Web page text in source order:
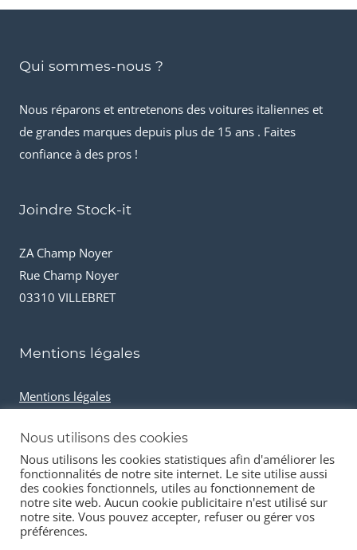
Qui sommes-nous ?
Nous réparons et entretenons des voitures italiennes et
de grandes marques depuis plus de 15 ans . Faites
confiance à des pros !
Joindre Stock-it
ZA Champ Noyer
Rue Champ Noyer
03310 VILLEBRET
Mentions légales
Mentions légales
Cookies et données personnelles
Nous utilisons des cookies
Nous utilisons les cookies statistiques afin d'améliorer les
fonctionnalités de notre site internet. Le site utilise aussi
des cookies fonctionnels, utiles au fonctionnement de
notre site web. Aucun cookie publicitaire n'est utilisé sur
notre site. Vous pouvez accepter, refuser ou gérer vos
préférences.